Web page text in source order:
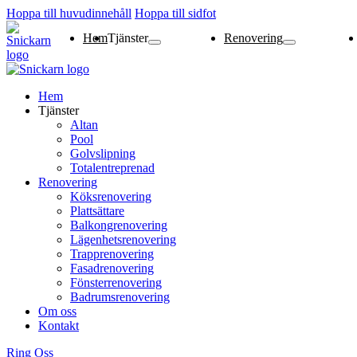
Hoppa till huvudinnehåll Hoppa till sidfot
HemTjänsterAltan
Pool
Golvslipning
Totalentreprenad RenoveringKöksrenovering
Plattsättare
Balkongrenovering
Trapprenovering
Fasadrenovering
Fönsterrenovering
Badrumsrenovering
Hem
Tjänster
Altan
Pool
Golvslipning
Totalentreprenad
Renovering
Köksrenovering
Plattsättare
Balkongrenovering
Lägenhetsrenovering
Trapprenovering
Fasadrenovering
Fönsterrenovering
Badrumsrenovering
Om oss
Kontakt
Ring Oss